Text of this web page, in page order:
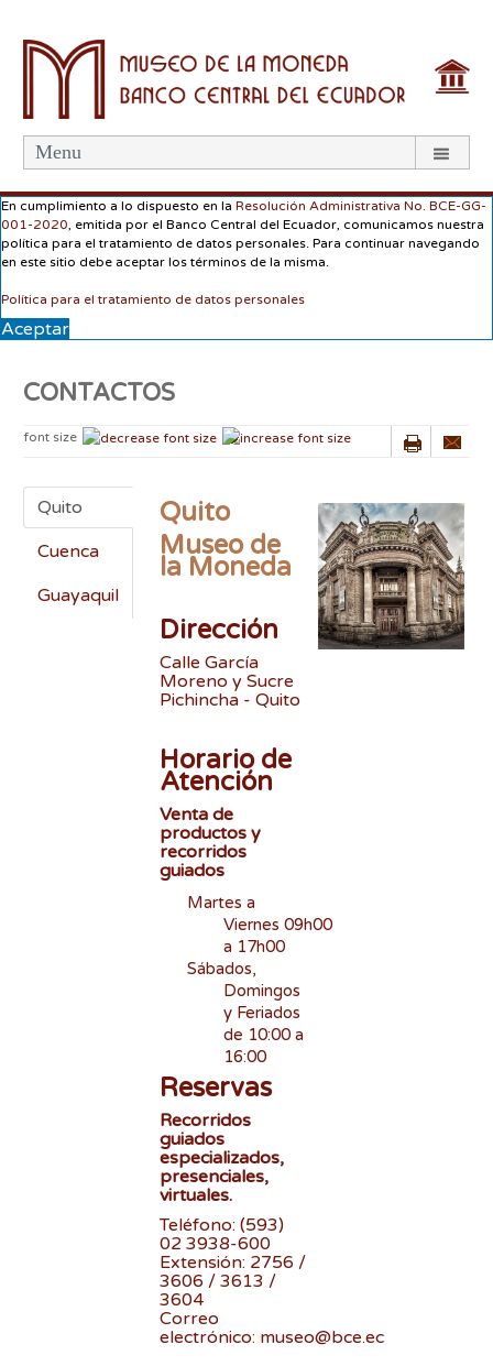
Menu
En cumplimiento a lo dispuesto en la Resolución Administrativa No. BCE-GG-
001-2020 , emitida por el Banco Central del Ecuador, comunicamos nuestra
política para el tratamiento de datos personales. Para continuar navegando
en este sitio debe aceptar los términos de la misma.
Política para el tratamiento de datos personales
Aceptar
CONTACTOS
font size
Quito
Cuenca
Guayaquil
Quito
Museo de
la Moneda
Dirección
Calle García
Moreno y Sucre
Pichincha - Quito
Horario de
Atención
Venta de
productos y
recorridos
guiados
Martes a
Viernes 09h00
a 17h00
Sábados,
Domingos
y Feriados
de 10:00 a
16:00
Reservas
Recorridos
guiados
especializados,
presenciales,
virtuales.
Teléfono: (593)
02 3938-600
Extensión: 2756 /
3606 / 3613 /
3604
Correo
electrónico: museo@bce.ec